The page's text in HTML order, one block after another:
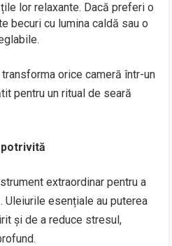
lor relaxante. Dacă preferi o
becuri cu lumina caldă sau o
orice cameră într-un
pentru un ritual de seară
extraordinar pentru a
Uleiurile esențiale au puterea
și de a reduce stresul,